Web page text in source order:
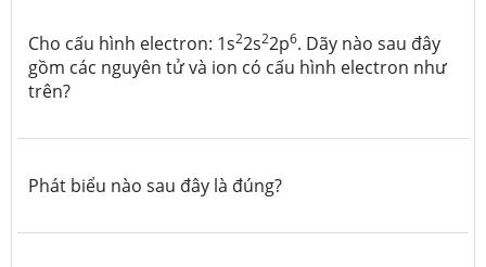
Cho cấu hình electron: 1s22s22p6. Dãy nào sau đây
gồm các nguyên tử và ion có cấu hình electron như
trên?
Phát biểu nào sau đây là đúng?